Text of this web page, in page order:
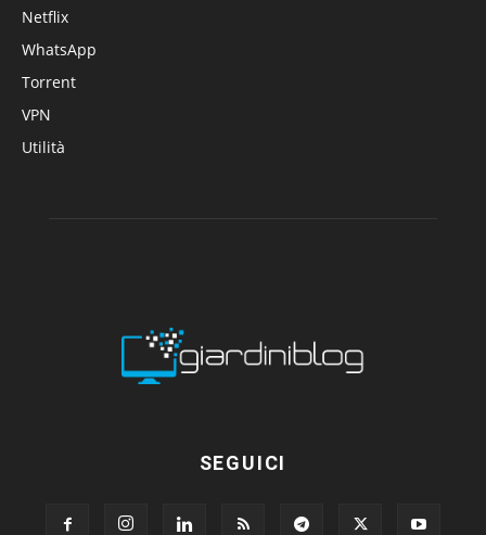
Netflix
WhatsApp
Torrent
VPN
Utilità
SEGUICI